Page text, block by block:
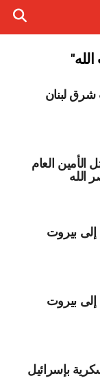
الأمين العام
الله
إلى بيروت
إلى بيروت
بإسرائيل